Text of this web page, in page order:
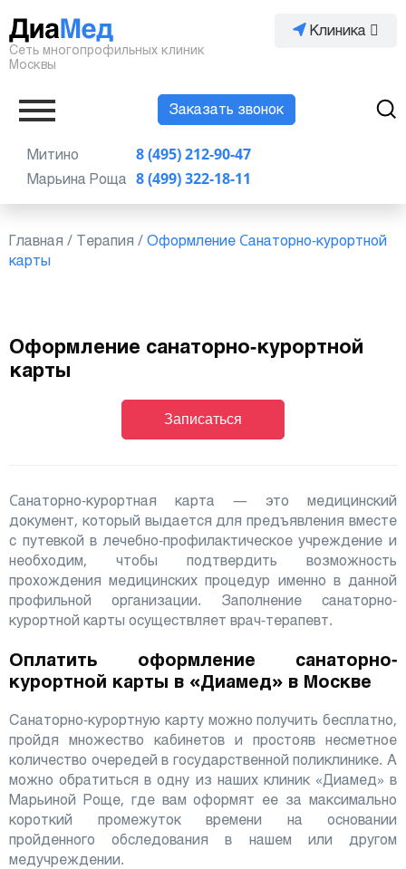
Сеть многопрофильных клиник
Москвы
Клиника
Заказать звонок
8 (495) 212-90-47
Митино
8 (499) 322-18-11
Марьина Роща
Главная / Терапия / Оформление Cанаторно-курортной
карты
Оформление санаторно-курортной
карты
Записаться
Cанаторно-курортная карта — это медицинский
документ, который выдается для предъявления вместе
с путевкой в лечебно-профилактическое учреждение и
необходим, чтобы подтвердить возможность
прохождения медицинских процедур именно в данной
профильной организации. Заполнение санаторно-
курортной карты осуществляет врач-терапевт.
Оплатить оформление санаторно-
курортной карты в «Диамед» в Москве
Санаторно-курортную карту можно получить бесплатно,
пройдя множество кабинетов и простояв несметное
количество очередей в государственной поликлинике. А
можно обратиться в одну из наших клиник «Диамед» в
Марьиной Роще, где вам оформят ее за максимально
короткий промежуток времени на основании
пройденного обследования в нашем или другом
медучреждении.